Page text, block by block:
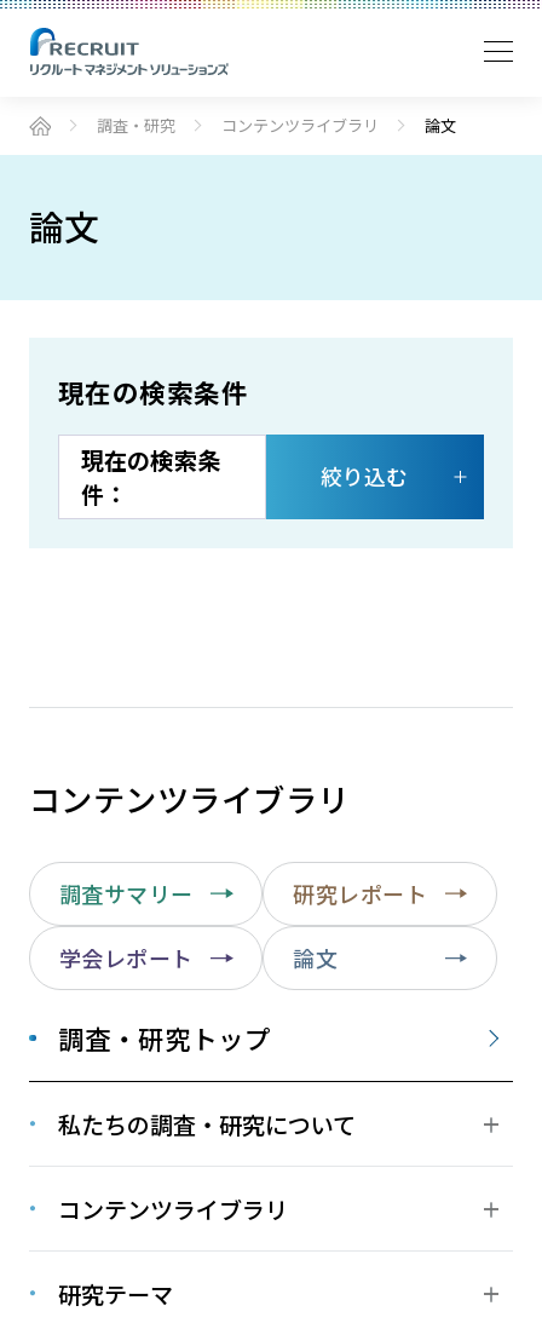
調査・研究 コンテンツライブラリ 論文
論文
調査・研究トップ
私たちの調査・研究について
コンテンツライブラリ
研究テーマ
現在の検索条件
絞り込む
コンテンツライブラリ
調査サマリー 研究レポート
学会レポート 論文